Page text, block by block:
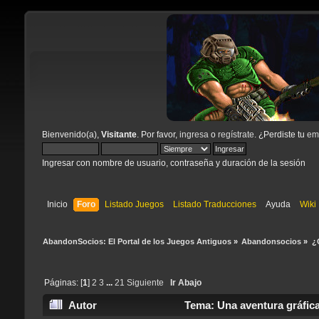
Bienvenido(a), Visitante. Por favor, ingresa o regístrate . ¿Perdiste tu
Ingresar con nombre de usuario, contraseña y duración de la sesión
Inicio Foro Listado Juegos Listado Traducciones Ayuda Wiki
AbandonSocios: El Portal de los Juegos Antiguos» Abandonsocios »
Páginas: [ 1 2 3 ... 21 Siguiente Ir Abajo
Autor Tema: Una aventura